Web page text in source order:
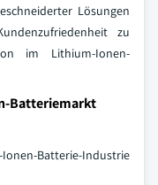
Lösungen
zu
im Lithium-Ionen-
Batterie-Industrie